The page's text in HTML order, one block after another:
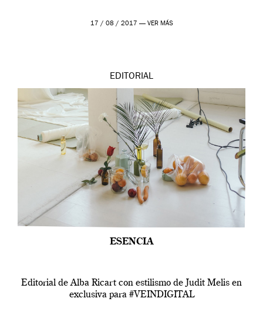
17 / 08 / 2017 — VER MÁS
EDITORIAL
ESENCIA
Editorial de Alba Ricart con estilismo de Judit Melis en
exclusiva para #VEINDIGITAL